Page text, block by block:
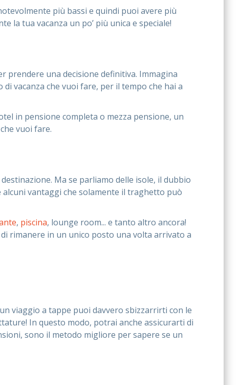
più bassi e quindi puoi avere più
tua vacanza un po’ più unica e speciale!
prendere una decisione definitiva. Immagina
vacanza che vuoi fare, per il tempo che hai a
in pensione completa o mezza pensione, un
vuoi fare.
Ma se parliamo delle isole, il dubbio
alcuni vantaggi che solamente il traghetto può
, piscina, lounge room... e tanto altro ancora!
rimanere in un unico posto una volta arrivato a
viaggio a tappe puoi davvero sbizzarrirti con le
In questo modo, potrai anche assicurarti di
sono il metodo migliore per sapere se un